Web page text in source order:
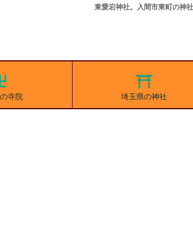
東愛宕神社。入間市東町の神社
寺院 埼玉県の神社